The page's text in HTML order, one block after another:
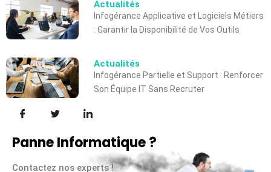
Actualités
Infogérance Applicative et Logiciels Métiers
: Garantir la Disponibilité de Vos Outils
Actualités
Infogérance Partielle et Support : Renforcer
Son Équipe IT Sans Recruter
Panne Informatique ?
Contactez nos experts !